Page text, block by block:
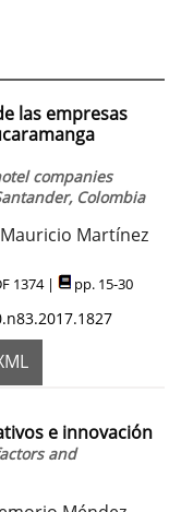
las empresas
companies
Colombia
Martínez
1374 | pp. 15-30
e innovación
and